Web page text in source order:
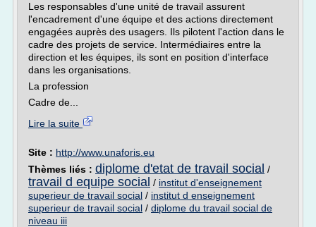
Les responsables d'une unité de travail assurent
l'encadrement d'une équipe et des actions directement
engagées auprès des usagers. Ils pilotent l'action dans le
cadre des projets de service. Intermédiaires entre la
direction et les équipes, ils sont en position d'interface
dans les organisations.
La profession
Cadre de...
Lire la suite
Site : http://www.unaforis.eu
Thèmes liés : diplome d'etat de travail social /
travail d equipe social / institut d'enseignement
superieur de travail social / institut d enseignement
superieur de travail social / diplome du travail social de
niveau iii